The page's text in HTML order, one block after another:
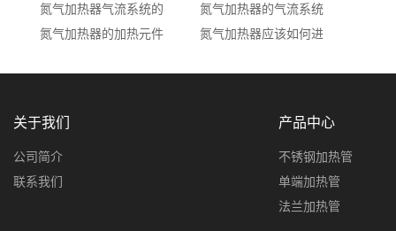
氮气加热器气流系统的
氮气加热器的气流系统
氮气加热器的加热元件
氮气加热器应该如何进
关于我们
公司简介
联系我们
产品中心
不锈钢加热管
单端加热管
法兰加热管